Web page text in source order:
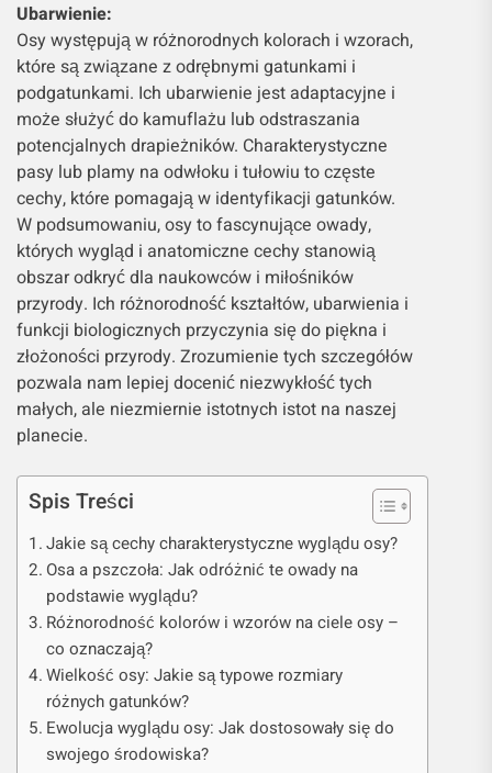
Ubarwienie:
Osy występują w różnorodnych kolorach i wzorach,
które są związane z odrębnymi gatunkami i
podgatunkami. Ich ubarwienie jest adaptacyjne i
może służyć do kamuflażu lub odstraszania
potencjalnych drapieżników. Charakterystyczne
pasy lub plamy na odwłoku i tułowiu to częste
cechy, które pomagają w identyfikacji gatunków.
W podsumowaniu, osy to fascynujące owady,
których wygląd i anatomiczne cechy stanowią
obszar odkryć dla naukowców i miłośników
przyrody. Ich różnorodność kształtów, ubarwienia i
funkcji biologicznych przyczynia się do piękna i
złożoności przyrody. Zrozumienie tych szczegółów
pozwala nam lepiej docenić niezwykłość tych
małych, ale niezmiernie istotnych istot na naszej
planecie.
Spis Treści
Jakie są cechy charakterystyczne wyglądu osy?
Osa a pszczoła: Jak odróżnić te owady na
podstawie wyglądu?
Różnorodność kolorów i wzorów na ciele osy –
co oznaczają?
Wielkość osy: Jakie są typowe rozmiary
różnych gatunków?
Ewolucja wyglądu osy: Jak dostosowały się do
swojego środowiska?